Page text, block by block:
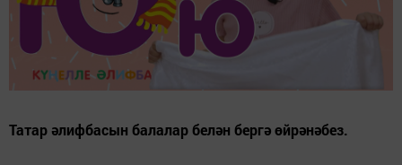
Татар әлифбасын балалар белән бергә өйрәнәбез.